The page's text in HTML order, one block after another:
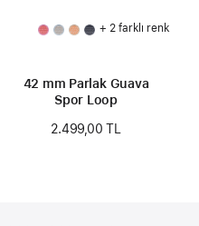
+ 2 farklı renk
42 mm Parlak Guava
Spor Loop
2.499,00 TL